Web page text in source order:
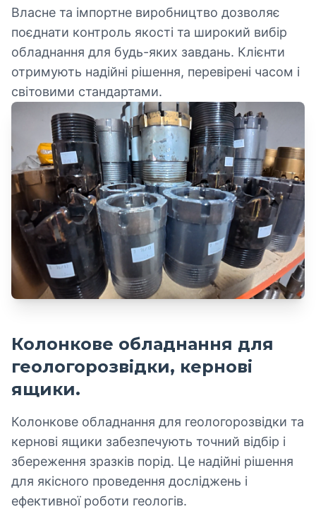
Власне та імпортне виробництво дозволяє
поєднати контроль якості та широкий вибір
обладнання для будь-яких завдань. Клієнти
отримують надійні рішення, перевірені часом і
світовими стандартами.
Колонкове обладнання для
геологорозвідки, кернові
ящики.
Колонкове обладнання для геологорозвідки та
кернові ящики забезпечують точний відбір і
збереження зразків порід. Це надійні рішення
для якісного проведення досліджень і
ефективної роботи геологів.